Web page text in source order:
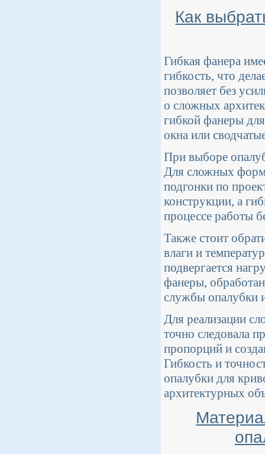
Как
Гибкая фанера
гибкость, что
позволяет без
о сложных
гибкой фанеры
окна или
При выборе
Для сложных форм
подгонки по
конструкции, а
процессе работы
Также стоит
влаги и
подвергается
фанеры,
службы опалубки
Для реализации
точно следовала
пропорций и
Гибкость и
опалубки для
архитектурных